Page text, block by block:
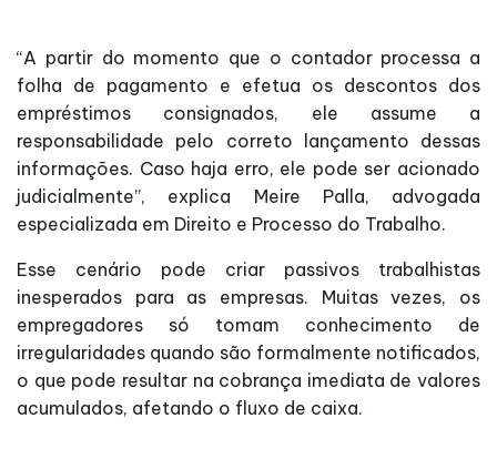
“A partir do momento que o contador processa a
folha de pagamento e efetua os descontos dos
empréstimos consignados, ele assume a
responsabilidade pelo correto lançamento dessas
informações. Caso haja erro, ele pode ser acionado
judicialmente”, explica Meire Palla, advogada
especializada em Direito e Processo do Trabalho.
Esse cenário pode criar passivos trabalhistas
inesperados para as empresas. Muitas vezes, os
empregadores só tomam conhecimento de
irregularidades quando são formalmente notificados,
o que pode resultar na cobrança imediata de valores
acumulados, afetando o fluxo de caixa.